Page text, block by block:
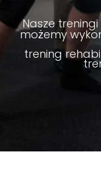
Nasze
możemy
trening